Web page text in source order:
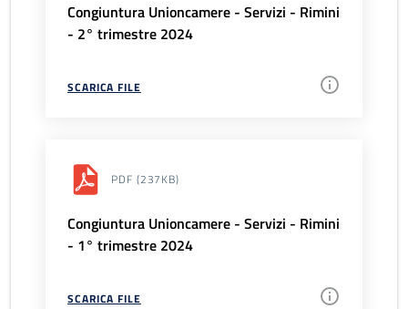
Congiuntura Unioncamere - Servizi - Rimini
- 2° trimestre 2024
SCARICA FILE
PDF (237KB)
Congiuntura Unioncamere - Servizi - Rimini
- 1° trimestre 2024
SCARICA FILE